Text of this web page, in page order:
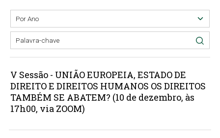
V Sessão - UNIÃO EUROPEIA, ESTADO DE
DIREITO E DIREITOS HUMANOS OS DIREITOS
TAMBÉM SE ABATEM? (10 de dezembro, às
17h00, via ZOOM)